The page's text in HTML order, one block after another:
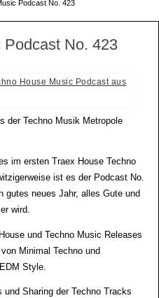
Podcast No. 423
Podcast No. 423
House Music Podcast aus
der Techno Musik Metropole
im ersten Traex House Techno
ist es der Podcast No.
gutes neues Jahr, alles Gute und
wird.
und Techno Music Releases
Minimal Techno und
Style.
Sharing der Techno Tracks